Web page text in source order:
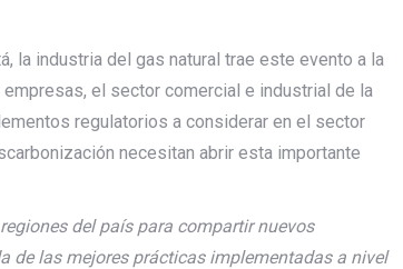
la industria del gas natural trae este evento a la
el sector comercial e industrial de la
regulatorios a considerar en el sector
necesitan abrir esta importante
del país para compartir nuevos
de las mejores prácticas implementadas a nivel